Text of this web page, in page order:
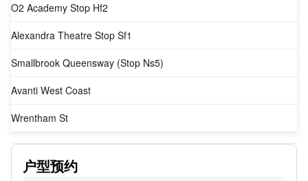
O2 Academy Stop Hf2
Alexandra Theatre Stop Sf1
Smallbrook Queensway (Stop Ns5)
Avanti West Coast
Wrentham St
SUBWAY
Old Repertory Theatre Stop Ns13
户型预约